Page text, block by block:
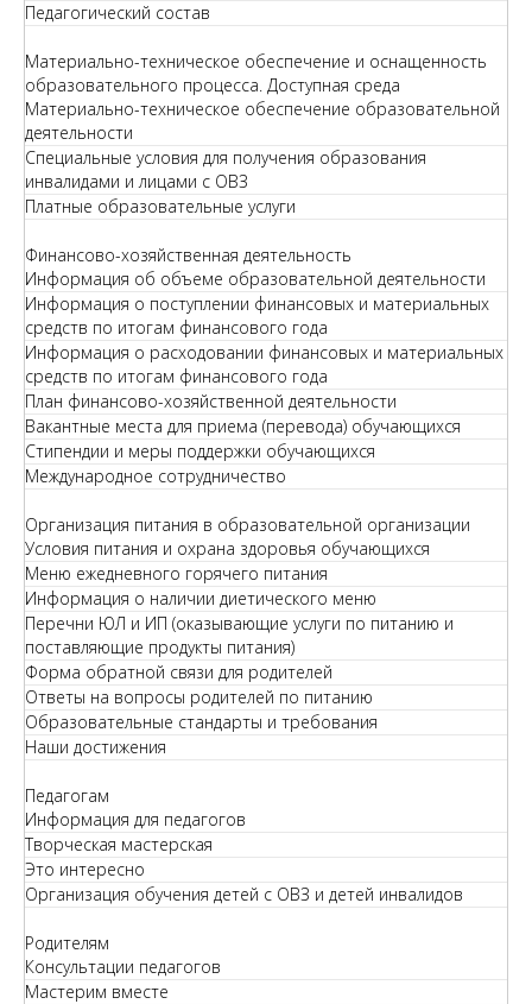
Педагогический состав
Материально-техническое обеспечение и оснащенность
образовательного процесса. Доступная среда
Материально-техническое обеспечение образовательной
деятельности
Специальные условия для получения образования
инвалидами и лицами с ОВЗ
Платные образовательные услуги
Финансово-хозяйственная деятельность
Информация об объеме образовательной деятельности
Информация о поступлении финансовых и материальных
средств по итогам финансового года
Информация о расходовании финансовых и материальных
средств по итогам финансового года
План финансово-хозяйственной деятельности
Вакантные места для приема (перевода) обучающихся
Стипендии и меры поддержки обучающихся
Международное сотрудничество
Организация питания в образовательной организации
Условия питания и охрана здоровья обучающихся
Меню ежедневного горячего питания
Информация о наличии диетического меню
Перечни ЮЛ и ИП (оказывающие услуги по питанию и
поставляющие продукты питания)
Форма обратной связи для родителей
Ответы на вопросы родителей по питанию
Образовательные стандарты и требования
Наши достижения
Педагогам
Информация для педагогов
Творческая мастерская
Это интересно
Организация обучения детей с ОВЗ и детей инвалидов
Родителям
Консультации педагогов
Мастерим вместе